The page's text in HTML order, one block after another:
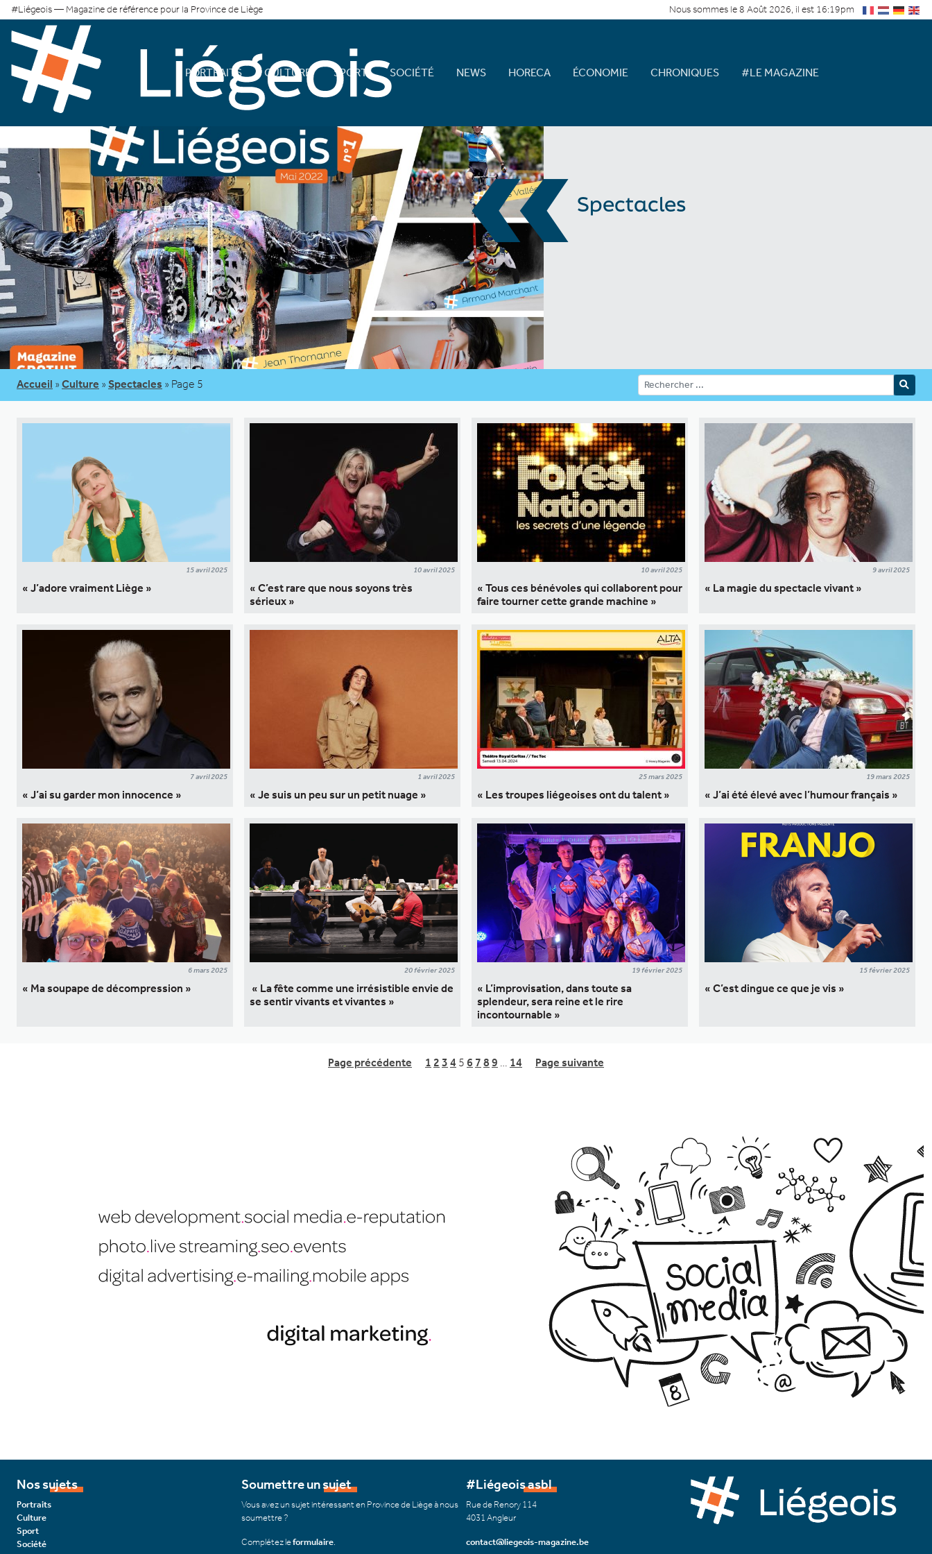
#Liégeois — Magazine de référence pour la Province de Liège Nous sommes le 8 Août 2026, il est 16:19pm
PORTRAITS CULTURE SPORT SOCIÉTÉ NEWS HORECA ÉCONOMIE CHRONIQUES #LE MAGAZINE
«Spectacles
Accueil » Culture » Spectacles » Page 5
15 avril 2025
« J’adore vraiment Liège »
10 avril 2025
« C’est rare que nous soyons très
sérieux »
10 avril 2025
« Tous ces bénévoles qui collaborent pour
faire tourner cette grande machine »
9 avril 2025
« La magie du spectacle vivant »
7 avril 2025
« J’ai su garder mon innocence »
1 avril 2025
« Je suis un peu sur un petit nuage »
25 mars 2025
« Les troupes liégeoises ont du talent »
19 mars 2025
« J’ai été élevé avec l’humour français »
6 mars 2025
« Ma soupape de décompression »
20 février 2025
« La fête comme une irrésistible envie de
se sentir vivants et vivantes »
19 février 2025
« L’improvisation, dans toute sa
splendeur, sera reine et le rire
incontournable »
15 février 2025
« C’est dingue ce que je vis »
Page précédente 1 2 3 4 5 6 7 8 9 … 14 Page suivante
Nos sujets
Portraits
Culture
Sport
Société
Soumettre un sujet
Vous avez un sujet intéressant en Province de Liège à nous
soumettre ?
Complétez leformulaire
#Liégeois asbl
Rue de Renory 114
4031 Angleur
contact@liegeois-magazine.be